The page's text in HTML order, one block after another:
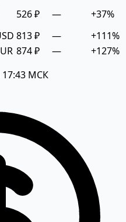
526 ₽ —
+37%
813 ₽ —
+111%
874 ₽ —
+127%
17:43 МСК